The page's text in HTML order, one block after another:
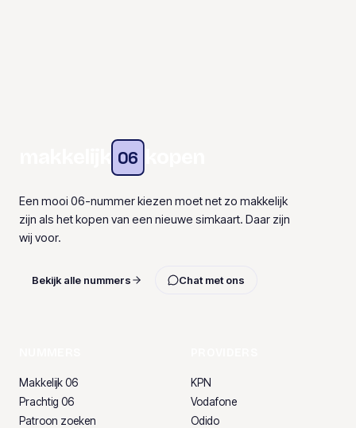
06
Een mooi 06-nummer kiezen moet net zo makkelijk
zijn als het kopen van een nieuwe simkaart. Daar zijn
wij voor.
Bekijk alle nummers Chat met ons
Makkelijk 06
Prachtig 06
Patroon zoeken
KPN
Vodafone
Odido